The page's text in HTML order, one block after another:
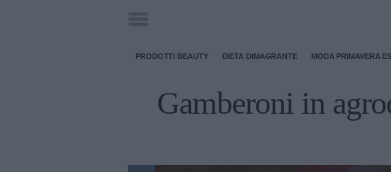
PRODOTTI BEAUTY DIETA DIMAGRANTE MODA PRIMAVERA
Gamberoni in